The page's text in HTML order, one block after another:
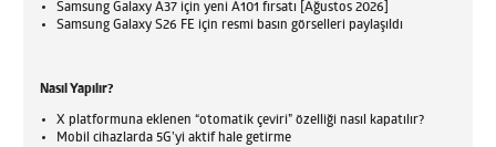
Samsung Galaxy A37 için yeni A101 fırsatı [Ağustos 2026]
Samsung Galaxy S26 FE için resmi basın görselleri paylaşıldı
Nasıl Yapılır?
X platformuna eklenen “otomatik çeviri” özelliği nasıl kapatılır?
Mobil cihazlarda 5G’yi aktif hale getirme